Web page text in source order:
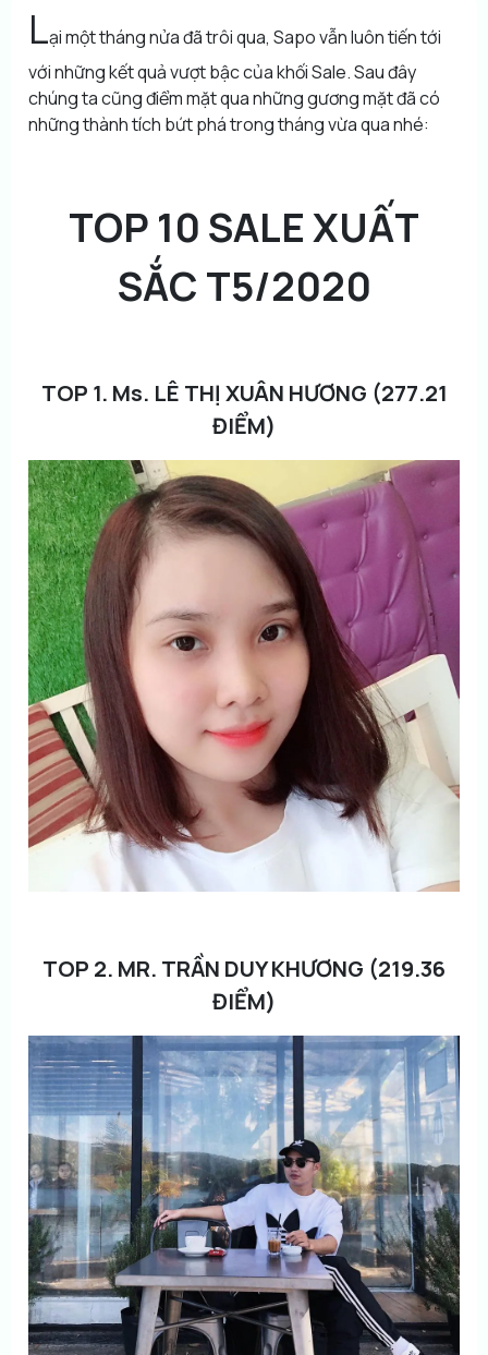
Lại một tháng nửa đã trôi qua, Sapo vẫn luôn tiến tới
với những kết quả vượt bậc của khối Sale. Sau đây
chúng ta cũng điểm mặt qua những gương mặt đã có
những thành tích bứt phá trong tháng vừa qua nhé:
TOP 10 SALE XUẤT
SẮC T5/2020
TOP 1. Ms. LÊ THỊ XUÂN HƯƠNG (277.21
ĐIỂM)
TOP 2. MR. TRẦN DUY KHƯƠNG (219.36
ĐIỂM)